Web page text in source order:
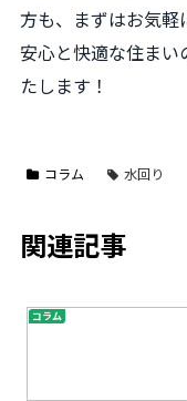
方も、まずはお気軽
安心と快適な住まい
たします！
コラム 水回り
関連記事
コラム